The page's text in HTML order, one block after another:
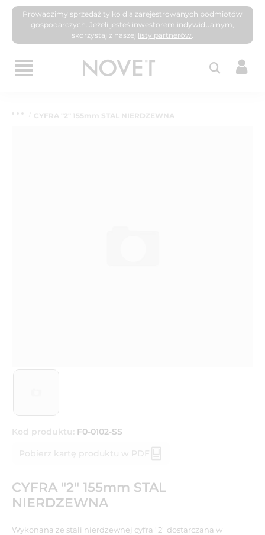
Prowadzimy sprzedaż tylko dla zarejestrowanych podmiotów
gospodarczych. Jeżeli jesteś inwestorem indywidualnym,
skorzystaj z naszej listy partnerów.
CYFRA "2" 155mm STAL NIERDZEWNA
Kod produktu: F0-0102-SS
Pobierz kartę produktu w PDF
CYFRA "2" 155mm STAL
NIERDZEWNA
Wykonana ze stali nierdzewnej cyfra "2" dostarczana w